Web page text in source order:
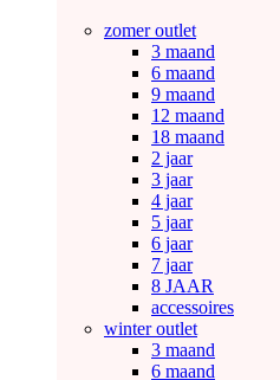
zomer outlet
3 maand
6 maand
9 maand
12 maand
18 maand
2 jaar
3 jaar
4 jaar
5 jaar
6 jaar
7 jaar
8 JAAR
accessoires
winter outlet
3 maand
6 maand